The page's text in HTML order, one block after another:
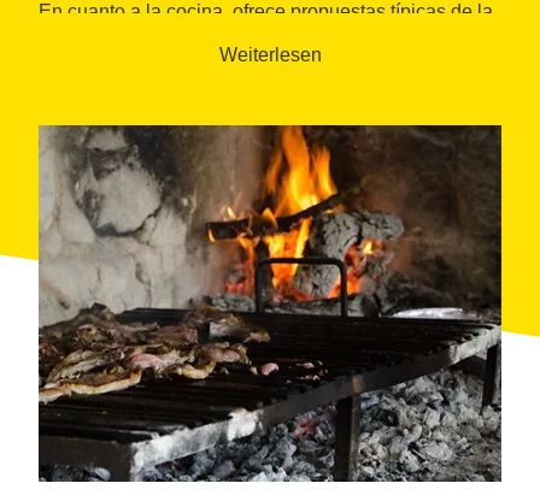
En cuanto a la cocina, ofrece propuestas típicas de la
abundantes, elaborados con ingredientes de primera
bacalao. Su especialidad, sin embargo, son las
carnes a la brasa . También tienen una interesante
carta de postres y vinos de las denominaciones de
origen de la zona. Disponen de menús diarios.
Weiterlesen